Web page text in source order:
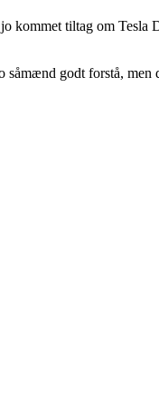
kommet tiltag om Tesla
såmænd godt forstå,